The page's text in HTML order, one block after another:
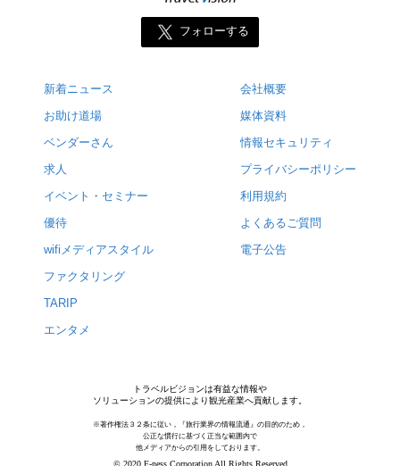
フォローする
新着ニュース
お助け道場
ベンダーさん
求人
イベント・セミナー
優待
wifiメディアスタイル
ファクタリング
TARIP
エンタメ
会社概要
媒体資料
情報セキュリティ
プライバシーポリシー
利用規約
よくあるご質問
電子公告
トラベルビジョンは有益な情報や
ソリューションの提供により観光産業へ貢献します。
※著作権法３２条に従い，『旅行業界の情報流通』の目的のため，
公正な慣行に基づく正当な範囲内で
他メディアからの引用をしております。
© 2020 F-ness Corporation All Rights Reserved